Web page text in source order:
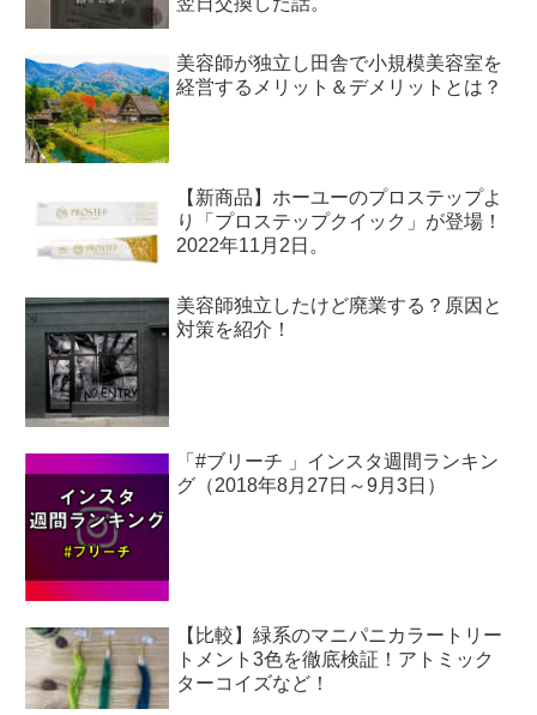
美容師が独立し田舎で小規模美容室を
経営するメリット＆デメリットとは？
【新商品】ホーユーのプロステップよ
り「プロステップクイック」が登場！
2022年11月2日。
美容師独立したけど廃業する？原因と
対策を紹介！
「#ブリーチ 」インスタ週間ランキン
グ（2018年8月27日～9月3日）
【比較】緑系のマニパニカラートリー
トメント3色を徹底検証！アトミック
ターコイズなど！